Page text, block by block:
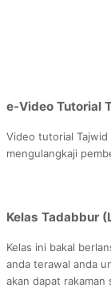
e-Video Tutorial
Video tutorial
mengulangkaji
Kelas Tadabbur
Kelas ini bakal
anda terawal anda
akan dapat rakaman